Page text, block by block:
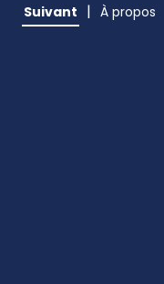
Suivant | À propos